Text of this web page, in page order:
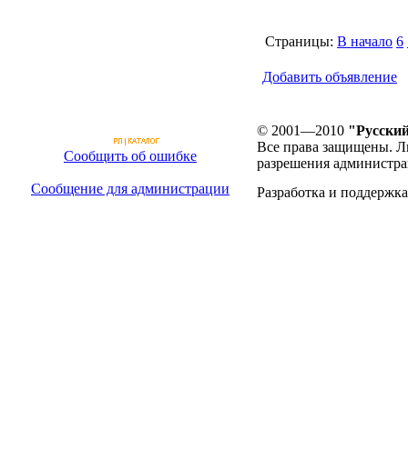
Страницы: В начало 6
Добавить объявление
Сообщить об ошибке
Сообщение для администрации
© 2001—2010
Все права защищены.
разрешения
Разработка и